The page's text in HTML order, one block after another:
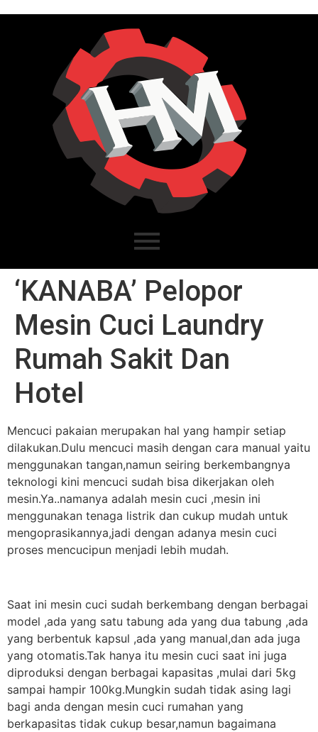
‘KANABA’ Pelopor
Mesin Cuci Laundry
Rumah Sakit Dan
Hotel
Mencuci pakaian merupakan hal yang hampir setiap
dilakukan.Dulu mencuci masih dengan cara manual yaitu
menggunakan tangan,namun seiring berkembangnya
teknologi kini mencuci sudah bisa dikerjakan oleh
mesin.Ya..namanya adalah mesin cuci ,mesin ini
menggunakan tenaga listrik dan cukup mudah untuk
mengoprasikannya,jadi dengan adanya mesin cuci
proses mencucipun menjadi lebih mudah.
Saat ini mesin cuci sudah berkembang dengan berbagai
model ,ada yang satu tabung ada yang dua tabung ,ada
yang berbentuk kapsul ,ada yang manual,dan ada juga
yang otomatis.Tak hanya itu mesin cuci saat ini juga
diproduksi dengan berbagai kapasitas ,mulai dari 5kg
sampai hampir 100kg.Mungkin sudah tidak asing lagi
bagi anda dengan mesin cuci rumahan yang
berkapasitas tidak cukup besar,namun bagaimana